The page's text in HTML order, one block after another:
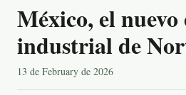
México, el nuevo
industrial de
13 de February de 2026